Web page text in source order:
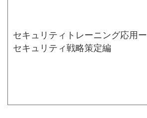
セキュリティトレーニング応用ー
セキュリティ戦略策定編